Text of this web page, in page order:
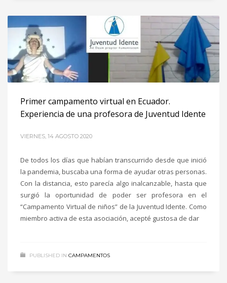
Primer campamento virtual en Ecuador.
Experiencia de una profesora de Juventud Idente
VIERNES, 14 AGOSTO 2020
De todos los días que habían transcurrido desde que inició
la pandemia, buscaba una forma de ayudar otras personas.
Con la distancia, esto parecía algo inalcanzable, hasta que
surgió la oportunidad de poder ser profesora en el
“Campamento Virtual de niños” de la Juventud Idente. Como
miembro activa de esta asociación, acepté gustosa de dar
PUBLISHED IN CAMPAMENTOS